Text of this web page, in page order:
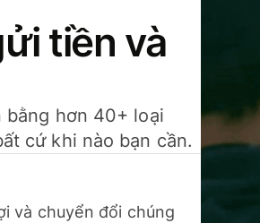
tiền và
hơn 40+ loại
cứ khi nào bạn cần.
và chuyển đổi chúng